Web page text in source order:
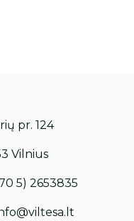
pr. 124
Vilnius
5) 2653835